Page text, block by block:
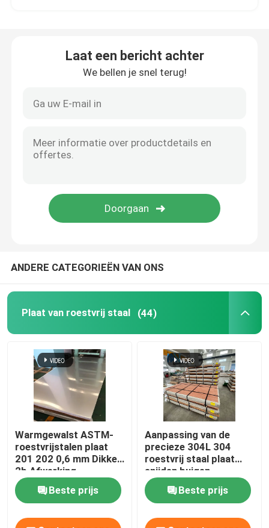
Roestvrij staalpijp
Kool van roestvrij staal
Roestvrij staalbar
Nikkellegering
Inconellegering
Titaniumlegering
De Plaat van het aluminiumblad
Aluminiumrol
Aluminium om Staaf
Laat een bericht achter
We bellen je snel terug!
ANDERE CATEGORIEËN VAN ONS
Plaat van roestvrij staal (44)
Warmgewalst ASTM-
roestvrijstalen plaat
201 202 0,6 mm Dikke
2b Afwerking
roestvrijstalen plaat
Beste prijs
Aanpassing van de
precieze 304L 304
roestvrij staal plaat
snijden buigen
Beste prijs